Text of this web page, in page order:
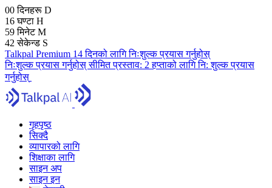
00 दिनहरू D
16 घण्टा H
59 मिनेटM
41 सेकेन्ड S
Talkpal Premium 14 दिनको लागि निःशुल्क प्रयास गर्नुहोस्
निःशुल्क प्रयास गर्नुहोस्सीमित प्रस्ताव: 2 हप्ताको लागि नि: शुल्क प्रयास
गर्नुहोस्
गृहपृष्ठ
सिक्दै
व्यापारको लागि
शिक्षाका लागि
साइन अप
साइन इन